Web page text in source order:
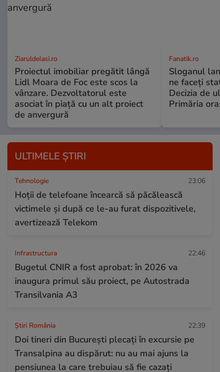
ZiaruldeIasi.ro
Proiectul imobiliar pregătit lângă
Lidl Moara de Foc este scos la
vânzare. Dezvoltatorul este
asociat în piață cu un alt proiect
de anvergură
Fanatik.ro
Sloganul
ne faceți
Decizia de
Primăria
ULTIMELE ȘTIRI
Tehnologie 23:06
Hoții de telefoane încearcă să păcălească
victimele și după ce le-au furat dispozitivele,
avertizează Telekom
Infrastructura 22:46
Bugetul CNIR a fost aprobat: în 2026 va
inaugura primul său proiect, pe Autostrada
Transilvania A3
Știri România 22:39
Doi tineri din București plecați în excursie pe
Transalpina au dispărut: nu au mai ajuns la
pensiunea la care trebuiau să fie cazați